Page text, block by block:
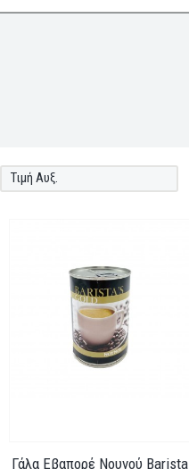
Τιμή Αυξ.
Γάλα Εβαπορέ Νουνού Barista